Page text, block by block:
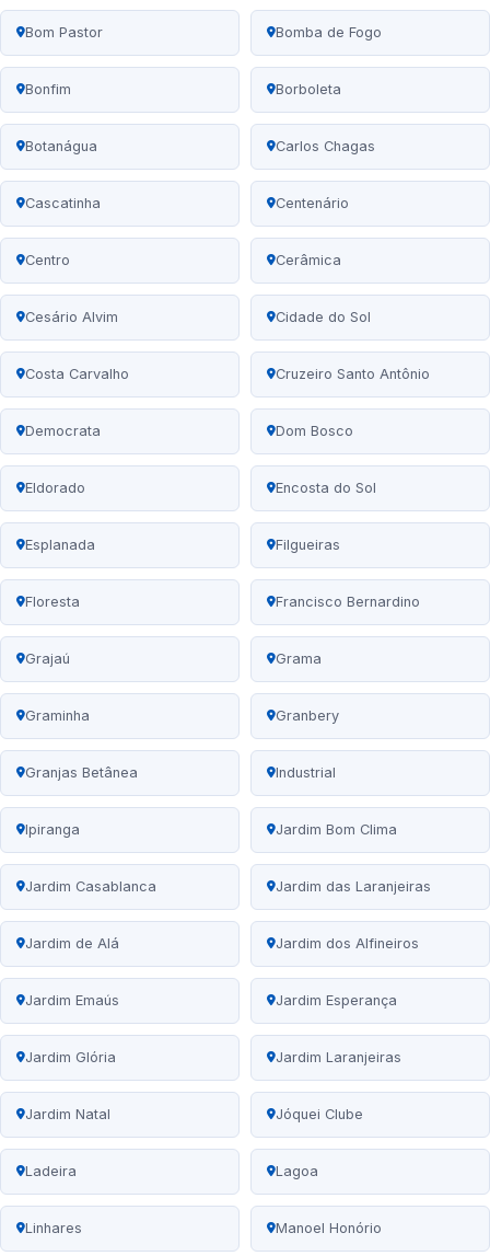
Bom Pastor Bomba de Fogo
Bonfim Borboleta
Botanágua Carlos Chagas
Cascatinha Centenário
Centro Cerâmica
Cesário Alvim Cidade do Sol
Costa Carvalho Cruzeiro Santo Antônio
Democrata Dom Bosco
Eldorado Encosta do Sol
Esplanada Filgueiras
Floresta Francisco Bernardino
Grajaú Grama
Graminha Granbery
Granjas Betânea Industrial
Ipiranga Jardim Bom Clima
Jardim Casablanca Jardim das Laranjeiras
Jardim de Alá Jardim dos Alfineiros
Jardim Emaús Jardim Esperança
Jardim Glória Jardim Laranjeiras
Jardim Natal Jóquei Clube
Ladeira Lagoa
Linhares Manoel Honório